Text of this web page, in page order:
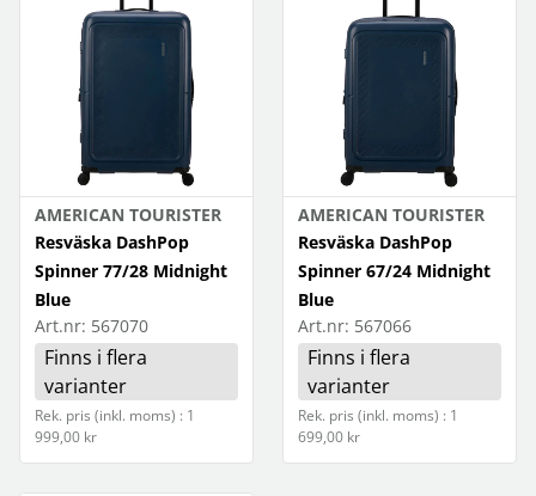
AMERICAN TOURISTER
Resväska DashPop
Spinner 77/28 Midnight
Blue
Art.nr: 567070
Finns i flera
varianter
Rek. pris (inkl. moms) : 1
999,00 kr
AMERICAN TOURISTER
Resväska DashPop
Spinner 67/24 Midnight
Blue
Art.nr: 567066
Finns i flera
varianter
Rek. pris (inkl. moms) : 1
699,00 kr